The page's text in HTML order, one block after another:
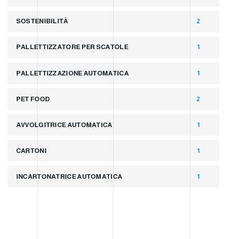
SOSTENIBILITÀ 2
PALLETTIZZATORE PER SCATOLE 1
PALLETTIZZAZIONE AUTOMATICA 1
PET FOOD 2
AVVOLGITRICE AUTOMATICA 1
CARTONI 1
INCARTONATRICE AUTOMATICA 1